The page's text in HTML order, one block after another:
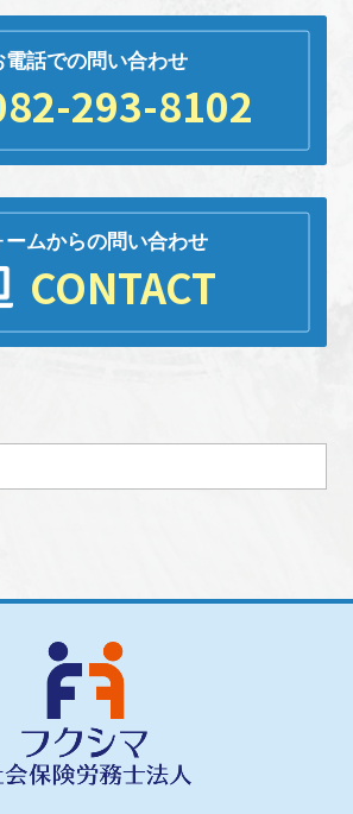
電話での問い合わせ
293-8102
ームからの問い合わせ
CONTACT